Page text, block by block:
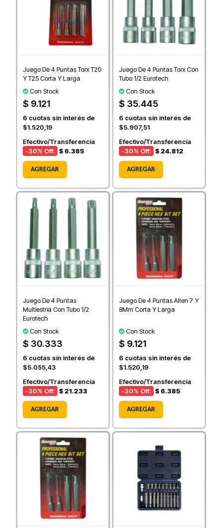
Juego De 4 Puntas Torx T20
Y T25 Corta Y Larga
Con Stock
$ 9.121
6 cuotas sin interés de
$1.520,19
Efectivo/Transferencia
-30% Off: $ 6.385
AGREGAR
Juego De 4 Puntas Torx Con
Tubo 1/2 Eurotech
Con Stock
$ 35.445
6 cuotas sin interés de
$5.907,51
Efectivo/Transferencia
-30% Off: $ 24.812
AGREGAR
Juego De 4 Puntas
Multiestria Con Tubo 1/2
Eurotech
Con Stock
$ 30.333
6 cuotas sin interés de
$5.055,43
Efectivo/Transferencia
-30% Off: $ 21.233
AGREGAR
Juego De 4 Puntas Allen 7 Y
8Mm Corta Y Larga
Con Stock
$ 9.121
6 cuotas sin interés de
$1.520,19
Efectivo/Transferencia
-30% Off: $ 6.385
AGREGAR